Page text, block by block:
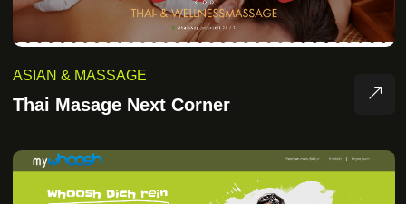
ASIAN & MASSAGE
Thai Masage Next Corner